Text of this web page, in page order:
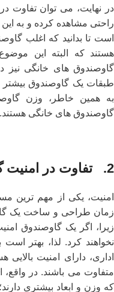
در نهایت، می توان تفاوت
راحتی مشاهده کرده و به این
است تا بدانید که اغلب
هستند که البته این
گاوصندوق های خانگی نیز
طبقات یک گاوصندوق بیشتر
به همین خاطر، وزن
گاوصندوق های خانگی هستند.
2. تفاوت در امنیت گاوصندوق خانگی و اداری
امنیت، یکی از مهم ترین
زمان طراحی و ساخت یک
زیرا، اگر یک گاوصندوق
نخواهند کرد. لذا، بهتر
اداری، دارای امنیت بالایی
متفاوت می باشند. در واقع،
که وزن و ابعاد بیشتری